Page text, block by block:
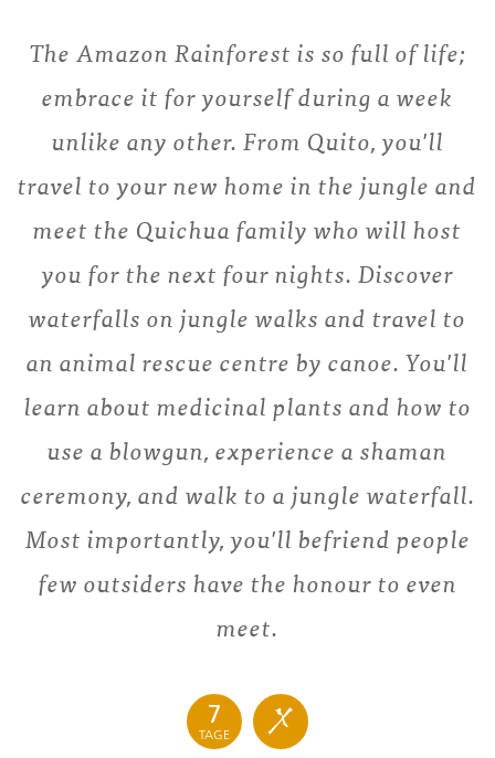
The Amazon Rainforest is so full of life;
embrace it for yourself during a week
unlike any other. From Quito, you'll
travel to your new home in the jungle and
meet the Quichua family who will host
you for the next four nights. Discover
waterfalls on jungle walks and travel to
an animal rescue centre by canoe. You'll
learn about medicinal plants and how to
use a blowgun, experience a shaman
ceremony, and walk to a jungle waterfall.
Most importantly, you'll befriend people
few outsiders have the honour to even
meet.
7
TAGE